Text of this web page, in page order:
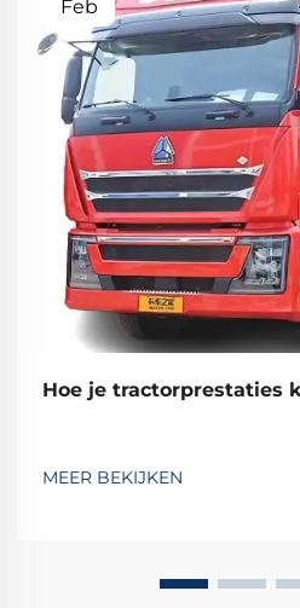
Feb
Hoe je tractorprestaties
MEER BEKIJKEN